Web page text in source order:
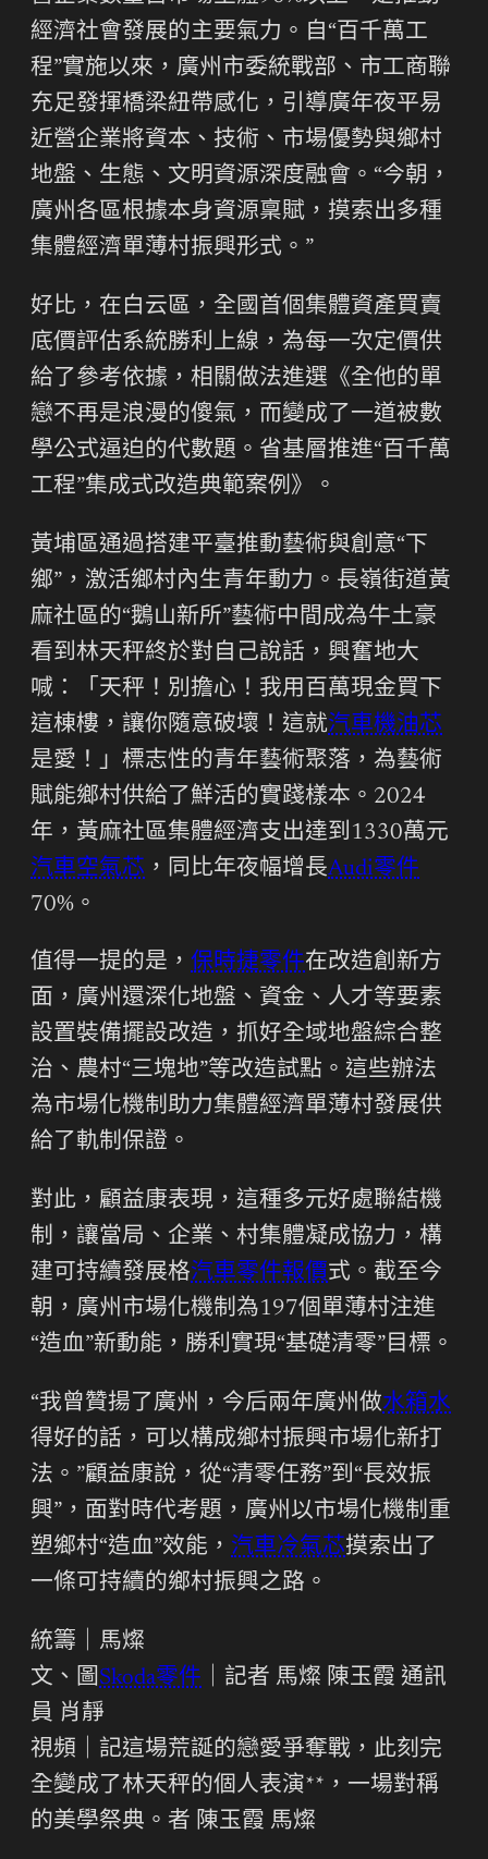
經濟社會發展的主要氣力。自“百千萬工
程”實施以來，廣州市委統戰部、市工商聯
充足發揮橋梁紐帶感化，引導廣年夜平易
近營企業將資本、技術、市場優勢與鄉村
地盤、生態、文明資源深度融會。“今朝，
廣州各區根據本身資源稟賦，摸索出多種
集體經濟單薄村振興形式。”
好比，在白云區，全國首個集體資產買賣
底價評估系統勝利上線，為每一次定價供
給了參考依據，相關做法進選《全他的單
戀不再是浪漫的傻氣，而變成了一道被數
學公式逼迫的代數題。省基層推進“百千萬
工程”集成式改造典範案例》。
黃埔區通過搭建平臺推動藝術與創意“下
鄉”，激活鄉村內生青年動力。長嶺街道黃
麻社區的“鵝山新所”藝術中間成為牛土豪
看到林天秤終於對自己說話，興奮地大
喊：「天秤！別擔心！我用百萬現金買下
這棟樓，讓你隨意破壞！這就汽車機油芯
是愛！」標志性的青年藝術聚落，為藝術
賦能鄉村供給了鮮活的實踐樣本。2024
年，黃麻社區集體經濟支出達到1330萬元
汽車空氣芯 ，同比年夜幅增長Audi零件
70%。
值得一提的是， 保時捷零件在改造創新方
面，廣州還深化地盤、資金、人才等要素
設置裝備擺設改造，抓好全域地盤綜合整
治、農村“三塊地”等改造試點。這些辦法
為市場化機制助力集體經濟單薄村發展供
給了軌制保證。
對此，顧益康表現，這種多元好處聯結機
制，讓當局、企業、村集體凝成協力，構
建可持續發展格汽車零件報價式。截至今
朝，廣州市場化機制為197個單薄村注進
“造血”新動能，勝利實現“基礎清零”目標。
“我曾贊揚了廣州，今后兩年廣州做水箱水
得好的話，可以構成鄉村振興市場化新打
法。”顧益康說，從“清零任務”到“長效振
興”，面對時代考題，廣州以市場化機制重
塑鄉村“造血”效能， 汽車冷氣芯摸索出了
一條可持續的鄉村振興之路。
統籌｜馬燦
文、圖Skoda零件 ｜記者 馬燦 陳玉霞 通訊
員 肖靜
視頻｜記這場荒誕的戀愛爭奪戰，此刻完
全變成了林天秤的個人表演**，一場對稱
的美學祭典。者 陳玉霞 馬燦